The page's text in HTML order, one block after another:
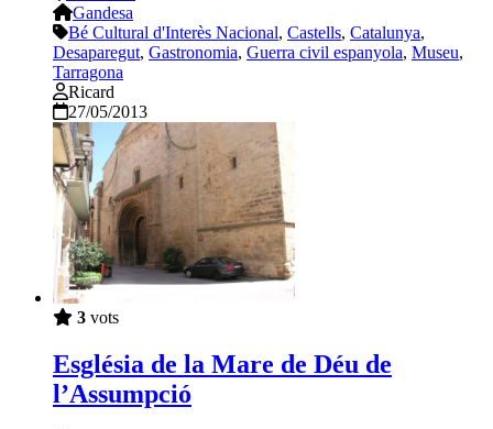
Gandesa
Bé Cultural d'Interès Nacional, Castells, Catalunya,
Desaparegut, Gastronomia, Guerra civil espanyola, Museu,
Tarragona
Ricard
27/05/2013
3 vots
Església de la Mare de Déu de
l’Assumpció